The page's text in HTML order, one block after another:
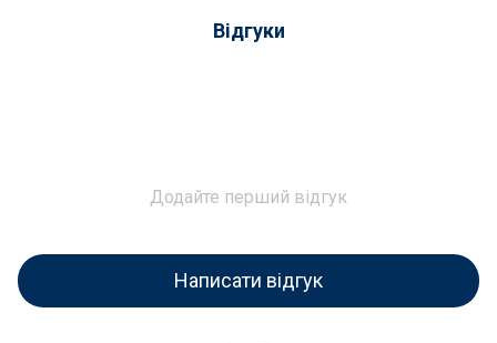
Відгуки
Додайте перший відгук
Написати відгук